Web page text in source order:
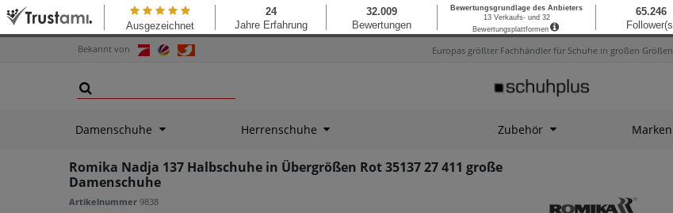
Bekannt von Europas größter Fachhändler für Schuhe in großen Größen
Damenschuhe Herrenschuhe Zubehör Marken
Romika Nadja 137 Halbschuhe in Übergrößen Rot 35137 27 411 große
Damenschuhe
Artikelnummer 9838